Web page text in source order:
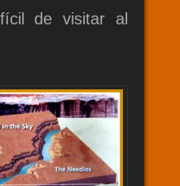
de visitar al